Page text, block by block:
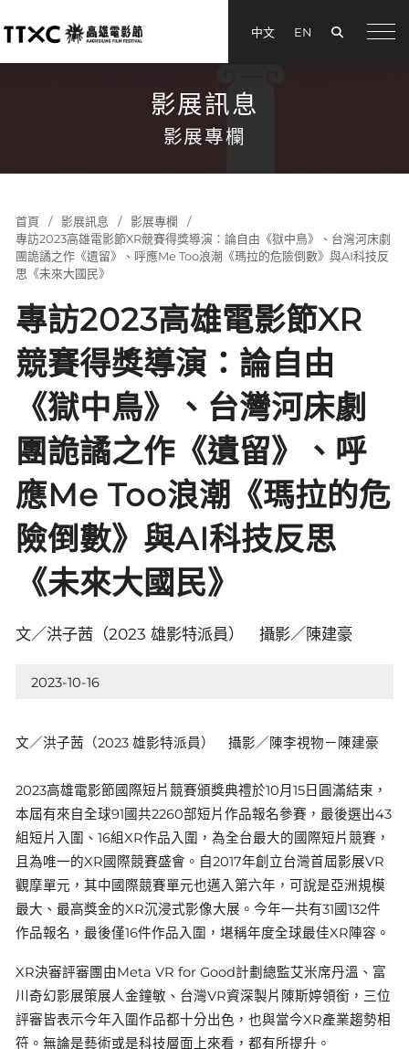
中文 EN
影展訊息
影展專欄
首頁 影展訊息
影展專欄
專訪2023高雄電影節XR競賽得獎導演：論自由《獄中鳥》、台灣河床劇
團詭譎之作《遺留》、呼應Me Too浪潮《瑪拉的危險倒數》與AI科技反
思《未來大國民》
專訪2023高雄電影節XR
競賽得獎導演：論自由
《獄中鳥》、台灣河床劇
團詭譎之作《遺留》、呼
應Me Too浪潮《瑪拉的危
險倒數》與AI科技反思
《未來大國民》
文／洪子茜（2023 雄影特派員） 攝影／陳建豪
2023-10-16
文／洪子茜（2023 雄影特派員） 攝影／陳李視物－陳建豪
2023高雄電影節國際短片競賽頒獎典禮於10月15日圓滿結束，
本屆有來自全球91國共2260部短片作品報名參賽，最後選出43
組短片入圍、16組XR作品入圍，為全台最大的國際短片競賽，
且為唯一的XR國際競賽盛會。自2017年創立台灣首屆影展VR
觀摩單元，其中國際競賽單元也邁入第六年，可說是亞洲規模
最大、最高獎金的XR沉浸式影像大展。今年一共有31國132件
作品報名，最後僅16件作品入圍，堪稱年度全球最佳XR陣容。
XR決審評審團由Meta VR for Good計劃總監艾米席丹溫、富
川奇幻影展策展人金鐘敏、台灣VR資深製片陳斯婷領銜，三位
評審皆表示今年入圍作品都十分出色，也與當今XR產業趨勢相
符。無論是藝術或是科技層面上來看，都有所提升。